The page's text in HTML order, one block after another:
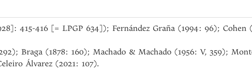
415-416 [= LPGP 634]); Fernández Graña (1994: 96);
Braga (1878: 160); Machado & Machado (1956: V, 359);
Álvarez (2021: 107).